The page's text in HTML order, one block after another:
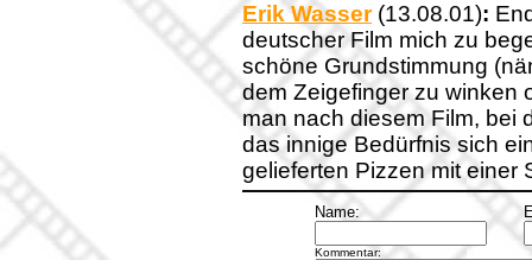
Erik Wasser(13.08.01):
deutscher Film mich zu
schöne Grundstimmung
dem Zeigefinger zu winken
man nach diesem Film, bei
das innige Bedürfnis sich
gelieferten Pizzen mit einer
Name:
Kommentar: